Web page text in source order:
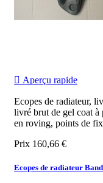
 Aperçu rapide
Ecopes de radiateur,
livré brut de gel coat à
en roving, points de
Prix 160,66 €
Ecopes de radiateur